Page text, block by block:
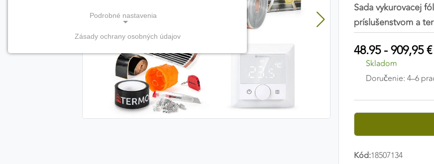
Sada vykurovacej
príslušenstvom a
48.95 - 909,95 €
Skladom
Doručenie: 4–6
Kód:18507134
Podrobné nastavenia
(vždy aktívne, nemožno vypnúť)
Tieto cookies sú potrebné na správne fungovanie
webovej stránky a bez nich by nebolo možné
zabezpečiť jej plnú funkčnosť.
Zásady ochrany osobných údajov